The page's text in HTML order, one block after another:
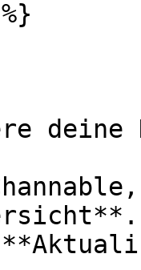
deine